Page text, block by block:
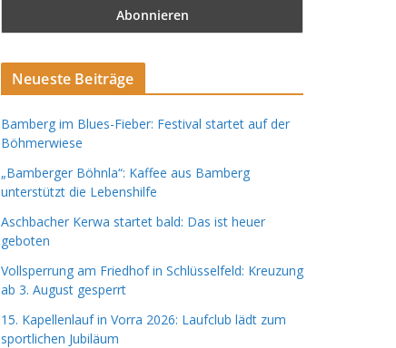
Neueste Beiträge
Bamberg im Blues-Fieber: Festival startet auf der
Böhmerwiese
„Bamberger Böhnla“: Kaffee aus Bamberg
unterstützt die Lebenshilfe
Aschbacher Kerwa startet bald: Das ist heuer
geboten
Vollsperrung am Friedhof in Schlüsselfeld: Kreuzung
ab 3. August gesperrt
15. Kapellenlauf in Vorra 2026: Laufclub lädt zum
sportlichen Jubiläum